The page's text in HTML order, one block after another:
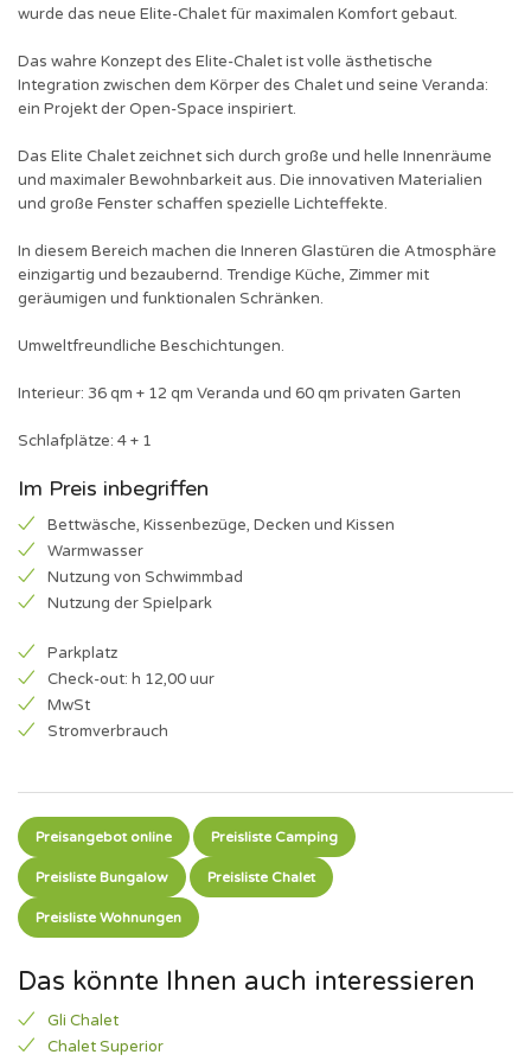
wurde das neue Elite-Chalet für maximalen Komfort gebaut.
Das wahre Konzept des Elite-Chalet ist volle ästhetische
Integration zwischen dem Körper des Chalet und seine Veranda:
ein Projekt der Open-Space inspiriert.
Das Elite Chalet zeichnet sich durch große und helle Innenräume
und maximaler Bewohnbarkeit aus. Die innovativen Materialien
und große Fenster schaffen spezielle Lichteffekte.
In diesem Bereich machen die Inneren Glastüren die Atmosphäre
einzigartig und bezaubernd. Trendige Küche, Zimmer mit
geräumigen und funktionalen Schränken.
Umweltfreundliche Beschichtungen.
Interieur: 36 qm + 12 qm Veranda und 60 qm privaten Garten
Schlafplätze: 4 + 1
Im Preis inbegriffen
Bettwäsche, Kissenbezüge, Decken und Kissen
Warmwasser
Nutzung von Schwimmbad
Nutzung der Spielpark
Parkplatz
Check-out: h 12,00 uur
MwSt
Stromverbrauch
Preisangebot online Preisliste Camping
Preisliste Bungalow Preisliste Chalet
Preisliste Wohnungen
Das könnte Ihnen auch interessieren
Gli Chalet
Chalet Superior